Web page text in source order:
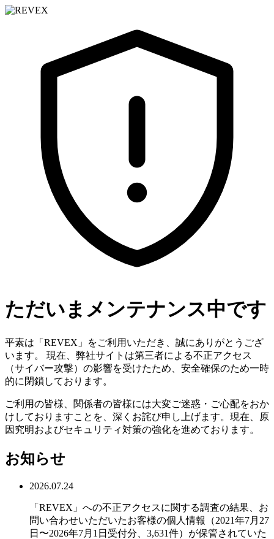
ただいまメンテナンス中です
平素は「REVEX」をご利用いただき、誠にありがとうござ
います。 現在、弊社サイトは第三者による不正アクセス
（サイバー攻撃）の影響を受けたため、安全確保のため一時
的に閉鎖しております。
ご利用の皆様、関係者の皆様には大変ご迷惑・ご心配をおか
けしておりますことを、深くお詫び申し上げます。現在、原
因究明およびセキュリティ対策の強化を進めております。
お知らせ
2026.07.24
「REVEX」への不正アクセスに関する調査の結果、お
問い合わせいただいたお客様の個人情報（2021年7月27
日〜2026年7月1日受付分、3,631件）が保管されていた